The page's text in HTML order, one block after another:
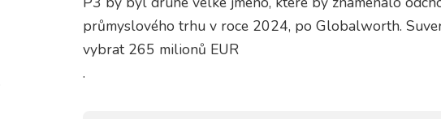
průmyslového trhu v roce 2024, po Globalworth.
vybrat 265 milionů EUR
.